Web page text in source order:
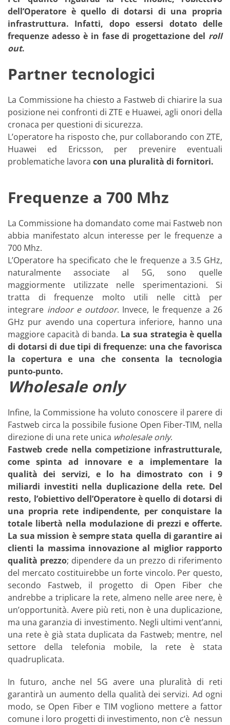
dell’Operatore è quello di dotarsi di una propria
infrastruttura. Infatti, dopo essersi dotato delle
frequenze adesso è in fase di progettazione del roll
out.
Partner tecnologici
La Commissione ha chiesto a Fastweb di chiarire la sua
posizione nei confronti di ZTE e Huawei, agli onori della
cronaca per questioni di sicurezza.
L’operatore ha risposto che, pur collaborando con ZTE,
Huawei ed Ericsson, per prevenire eventuali
problematiche lavora con una pluralità di fornitori.
Frequenze a 700 Mhz
La Commissione ha domandato come mai Fastweb non
abbia manifestato alcun interesse per le frequenze a
700 Mhz.
L’Operatore ha specificato che le frequenze a 3.5 GHz,
naturalmente associate al 5G, sono quelle
maggiormente utilizzate nelle sperimentazioni. Si
tratta di frequenze molto utili nelle città per
integrare indoor e outdoor. Invece, le frequenze a 26
GHz pur avendo una copertura inferiore, hanno una
maggiore capacità di banda. La sua strategia è quella
di dotarsi di due tipi di frequenze: una che favorisca
la copertura e una che consenta la tecnologia
punto-punto.
Wholesale only
Infine, la Commissione ha voluto conoscere il parere di
Fastweb circa la possibile fusione Open Fiber-TIM, nella
direzione di una rete unica wholesale only.
Fastweb crede nella competizione infrastrutturale,
come spinta ad innovare e a implementare la
qualità dei servizi, e lo ha dimostrato con i 9
miliardi investiti nella duplicazione della rete. Del
resto, l’obiettivo dell’Operatore è quello di dotarsi di
una propria rete indipendente, per conquistare la
totale libertà nella modulazione di prezzi e offerte.
La sua mission è sempre stata quella di garantire ai
clienti la massima innovazione al miglior rapporto
qualità prezzo; dipendere da un prezzo di riferimento
del mercato costituirebbe un forte vincolo. Per questo,
secondo Fastweb, il progetto di Open Fiber che
andrebbe a triplicare la rete, almeno nelle aree nere, è
un’opportunità. Avere più reti, non è una duplicazione,
ma una garanzia di investimento. Negli ultimi vent’anni,
una rete è già stata duplicata da Fastweb; mentre, nel
settore della telefonia mobile, la rete è stata
quadruplicata.
In futuro, anche nel 5G avere una pluralità di reti
garantirà un aumento della qualità dei servizi. Ad ogni
modo, se Open Fiber e TIM vogliono mettere a fattor
comune i loro progetti di investimento, non c’è nessun